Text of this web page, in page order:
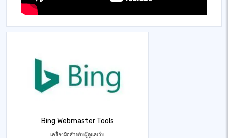
Bing Webmaster Tools
เครื่องมือสำหรับผู้ดูแลเว็บ